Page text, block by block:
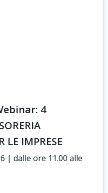
4
LE IMPRESE
| dalle ore 11.00 alle